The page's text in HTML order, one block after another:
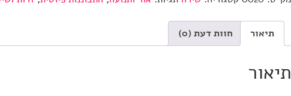
תיאור חוות דעת (0)
תיאור